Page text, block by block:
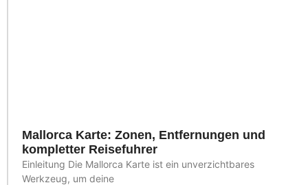
Mallorca Karte: Zonen, Entfernungen und
kompletter Reisefuhrer
Einleitung Die Mallorca Karte ist ein unverzichtbares
Werkzeug, um deine